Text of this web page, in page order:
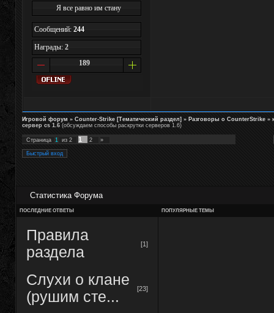
Я все равно им стану
Сообщений: 244
Награды: 2
189
Игровой форум » Counter-Strike [Тематический раздел] » Разговоры о CounterStrike »
сервер cs 1.6 (обсуждаем способы раскрутки серверов 1.6)
Страница 1 из 2 1 2 »
Статистика Форума
ПОСЛЕДНИЕ ОТВЕТЫ ПОПУЛЯРНЫЕ ТЕМЫ
Правила
раздела
[1]
Слухи о клане
(рушим сте...
[23]